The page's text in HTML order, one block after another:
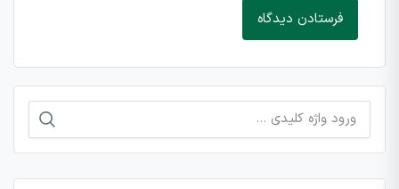
جستجو
برای: